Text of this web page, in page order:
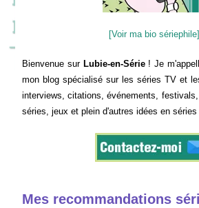
[Voir ma bio sériephile]
Bienvenue sur Lubie-en-Série! Je
mon blog spécialisé sur les séries TV et
interviews, citations, événements,
séries, jeux et plein d'autres idées en séries
Mes recommandations